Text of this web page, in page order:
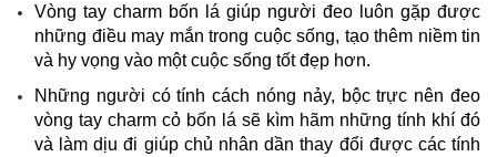
Vòng tay charm bốn lá giúp người đeo luôn gặp được
những điều may mắn trong cuộc sống, tạo thêm niềm tin
và hy vọng vào một cuộc sống tốt đẹp hơn.
Những người có tính cách nóng nảy, bộc trực nên đeo
vòng tay charm cỏ bốn lá sẽ kìm hãm những tính khí đó
và làm dịu đi giúp chủ nhân dần thay đổi được các tính